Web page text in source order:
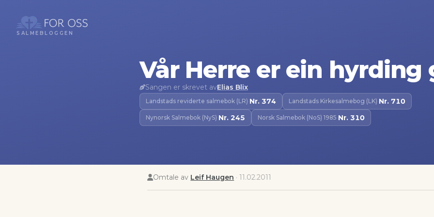
SALMEBLOGGEN
Vår Herre er ein hyrding
Sangen er skrevet avElias Blix
Landstads reviderte salmebok (LR)·Nr. 374 Landstads Kirkesalmebog (LK)·Nr. 710
Nynorsk Salmebok (NyS)·Nr. 245 Norsk Salmebok (NoS) 1985·Nr. 310
Omtale av Leif Haugen ·11.02.2011